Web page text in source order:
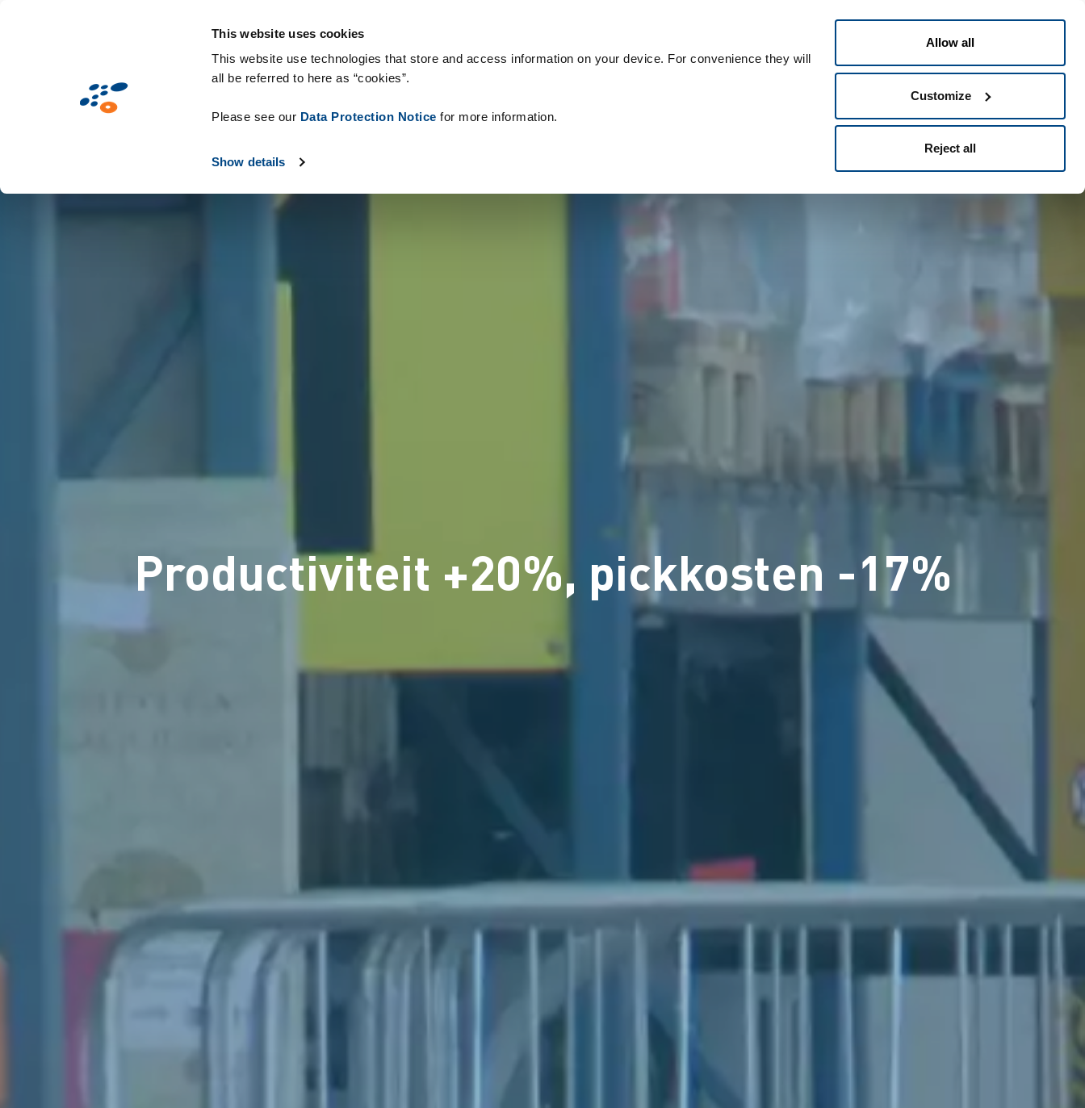
This website uses cookies
This website use technologies that store and access information on your device. For convenience they will
all be referred to here as “cookies”.
Please see our Data Protection Notice for more information.
Show details
Allow all
Customize
Reject all
Markten Technologieën & Supplies
Productiviteit +20%, pickkosten -17%